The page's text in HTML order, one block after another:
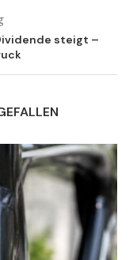
steigt –